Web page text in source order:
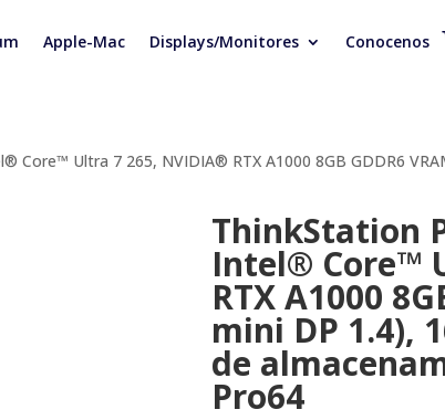
Apple-Mac Displays/Monitores Conocenos
Core™ Ultra 7 265, NVIDIA® RTX A1000 8GB GDDR6
ThinkStation
Intel® Core™
RTX A1000
mini DP 1.4),
de
Pro64